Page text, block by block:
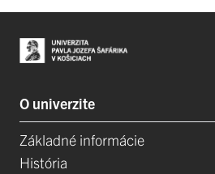
O univerzite
Základné informácie
História